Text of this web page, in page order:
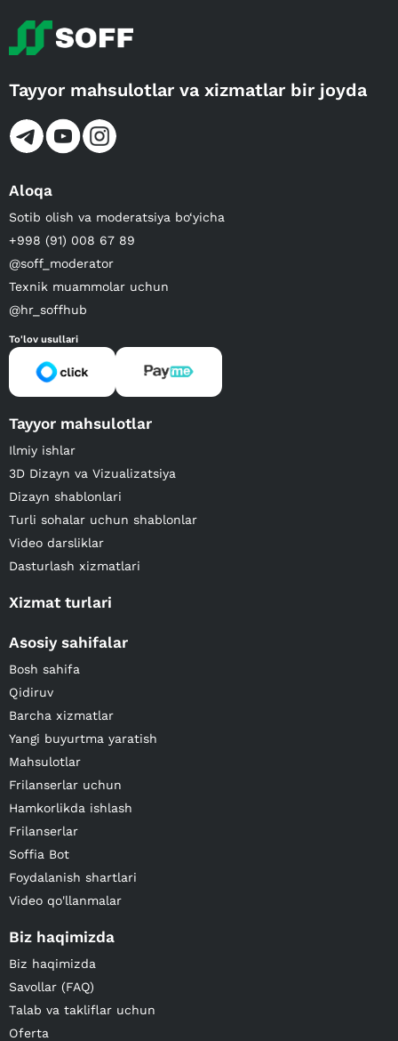
Tayyor mahsulotlar va xizmatlar bir joyda
Aloqa
Sotib olish va moderatsiya bo‘yicha
+998 (91) 008 67 89
@soff_moderator
Texnik muammolar uchun
@hr_soffhub
To'lov usullari
Tayyor mahsulotlar
Ilmiy ishlar
3D Dizayn va Vizualizatsiya
Dizayn shablonlari
Turli sohalar uchun shablonlar
Video darsliklar
Dasturlash xizmatlari
Xizmat turlari
Asosiy sahifalar
Bosh sahifa
Qidiruv
Barcha xizmatlar
Yangi buyurtma yaratish
Mahsulotlar
Frilanserlar uchun
Hamkorlikda ishlash
Frilanserlar
Soffia Bot
Foydalanish shartlari
Video qo'llanmalar
Biz haqimizda
Biz haqimizda
Savollar (FAQ)
Talab va takliflar uchun
Oferta